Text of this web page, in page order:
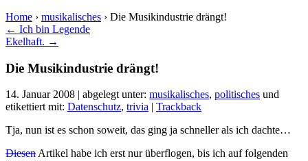
Home › musikalisches › Die Musikindustrie drängt!
← Ich bin Legende
Ekelhaft. →
Die Musikindustrie drängt!
14. Januar 2008 | abgelegt unter: musikalisches, politisches und
etikettiert mit: Datenschutz, trivia | Trackback
Tja, nun ist es schon soweit, das ging ja schneller als ich dachte…
DiesenArtikel habe ich erst nur überflogen, bis ich auf folgenden